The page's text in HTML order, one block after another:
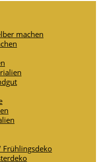
machen
Frühlingsdeko